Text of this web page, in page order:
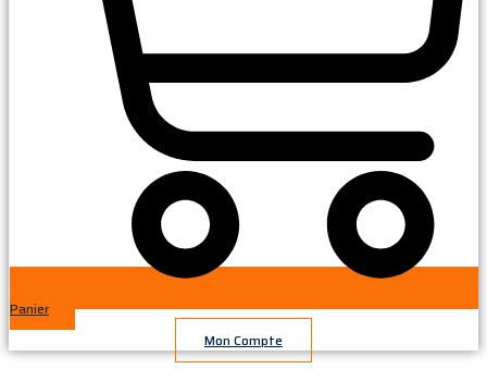
Panier
Mon Compte